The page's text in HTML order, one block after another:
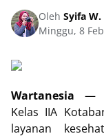
Oleh Syifa W.
Minggu, 8
Wartanesia —
Kelas IIA
layanan